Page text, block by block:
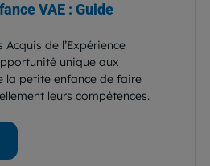
VAE : Guide
de l’Expérience
unique aux
la petite enfance de faire
leurs compétences.